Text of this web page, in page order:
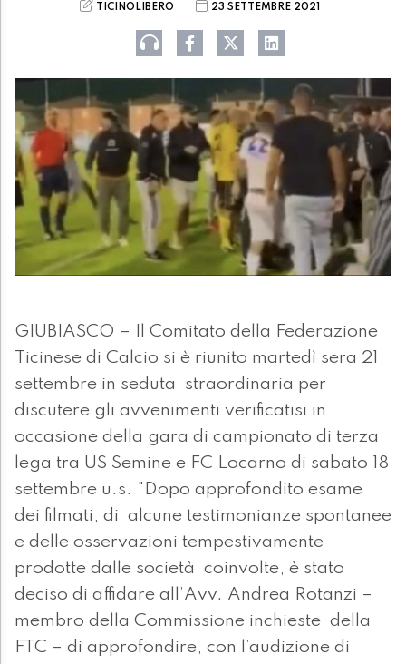
TICINOLIBERO 23 SETTEMBRE 2021
GIUBIASCO – Il Comitato della Federazione
Ticinese di Calcio si è riunito martedì sera 21
settembre in seduta straordinaria per
discutere gli avvenimenti verificatisi in
occasione della gara di campionato di terza
lega tra US Semine e FC Locarno di sabato 18
settembre u.s. "Dopo approfondito esame
dei filmati, di alcune testimonianze spontanee
e delle osservazioni tempestivamente
prodotte dalle società coinvolte, è stato
deciso di affidare all’Avv. Andrea Rotanzi –
membro della Commissione inchieste della
FTC – di approfondire, con l’audizione di